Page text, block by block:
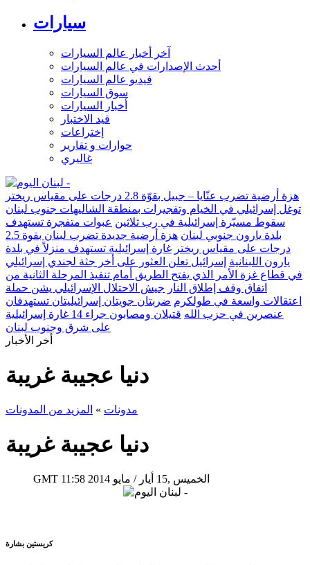
سيارات
آخر أخبار عالم السيارات
أحدث الإصدارات في عالم السيارات
فيديو عالم السيارات
سوق السيارات
أخبار السيارات
قيد الاختبار
إختراعات
حوارات و تقارير
غاليري
هزة أرضية تضرب عنّايا – جبيل بقوّة 2.8 درجات على مقياس ريختر
توغل إسرائيلي في الخيام وتفجيرات بمنطقة الشاليهات جنوب لبنان
سقوط مسيّرة إسرائيلية في رب ثلاثين عبوات متفجرة تستهدف
بلدة يارون جنوبي لبنان
هزة أرضية جديدة تضرب لبنان بقوة 2.5
درجات على مقياس ريختر غارة إسرائيلية تستهدف منزلاً في بلدة
يارون اللبنانية إسرائيل تعلن العثور على أخر جثة لجندي إسرائيلي
في قطاع غزة الأمر الذي يفتح الطريق أمام تنفيذ المرحلة الثانية من
اتفاق وقف إطلاق النار جيش الاحتلال الإسرائيلي يشن حملة
اعتقالات واسعة في طولكرم ضربتان جويتان إسرائيليتان تستهدفان
عنصرين في حزب الله
قتيلان ومصابون جراء 14 غارة إسرائيلية
على شرق وجنوب لبنان
أخر الأخبار
دنيا عجيبة غريبة
مدونات » المزيد من المدونات
دنيا عجيبة غريبة
GMT 11:58 2014 الخميس ,15 أيار / مايو
كريستين بشارة